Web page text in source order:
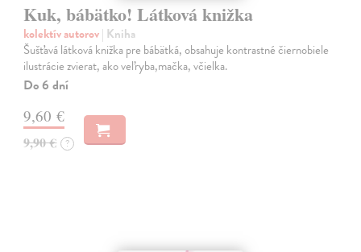
Kuk, bábätko! Látková knižka
kolektív autorov| Kniha
Šušťavá látková knižka pre bábätká, obsahuje kontrastné čiernobiele
ilustrácie zvierat, ako veľryba,mačka, včielka.
Do 6 dní
9,60 €
9,90 € ?